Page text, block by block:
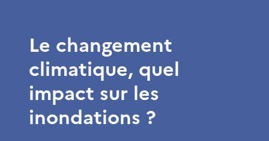
Le changement
climatique, quel
impact sur les
inondations ?